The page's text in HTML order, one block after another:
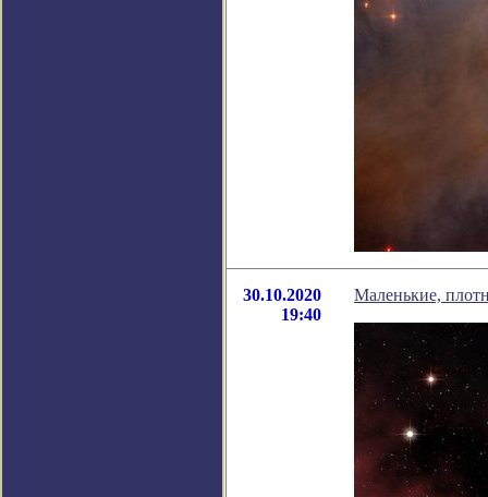
30.10.2020
19:40
Маленькие,